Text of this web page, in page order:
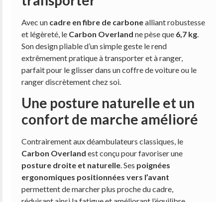
Avec un cadre en fibre de carbonealliant robustesse
et légèreté, le Carbon Overland ne pèse que 6,7 kg
Son design pliable d’un simple geste le rend
extrêmement pratique à transporter et à ranger,
parfait pour le glisser dans un coffre de voiture ou le
ranger discrètement chez soi.
Une posture naturelle et un
confort de marche amélioré
Contrairement aux déambulateurs classiques, le
Carbon Overland est conçu pour favoriser une
posture droite et naturelle. Ses poignées
ergonomiques positionnées vers l’avant
permettent de marcher plus proche du cadre,